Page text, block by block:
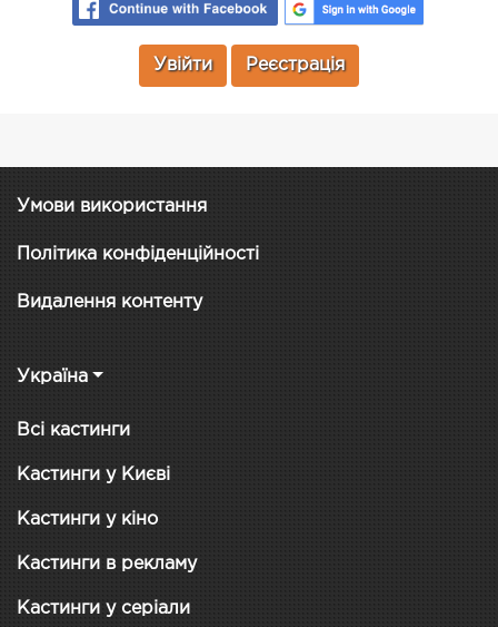
Увійти Реєстрація
Умови використання
Політика конфіденційності
Видалення контенту
Україна
Всі кастинги
Кастинги у Києві
Кастинги у кіно
Кастинги в рекламу
Кастинги у серіали